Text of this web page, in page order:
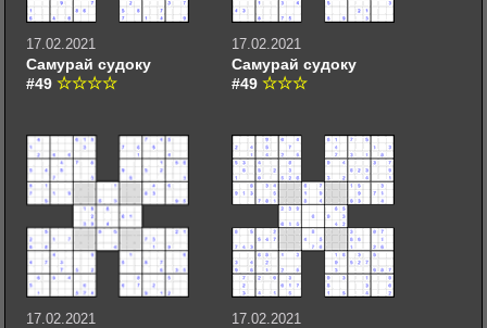
17.02.2021
Самурай судоку
#49
17.02.2021
Самурай судоку
#49
17.02.2021 17.02.2021